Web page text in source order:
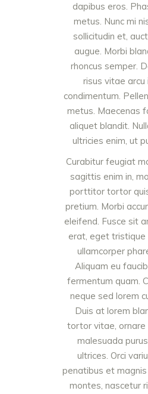
dapibus eros.
metus. Nunc mi
sollicitudin et,
augue. Morbi
rhoncus semper.
risus vitae arcu
condimentum.
metus. Maecenas
aliquet blandit.
ultricies enim, ut
Curabitur feugiat
sagittis enim in,
porttitor tortor
pretium. Morbi
eleifend. Fusce sit
erat, eget tristique
ullamcorper
Aliquam eu
fermentum quam.
neque sed lorem
Duis at lorem
tortor vitae, ornare
malesuada
ultrices. Orci
penatibus et
montes, nascetur